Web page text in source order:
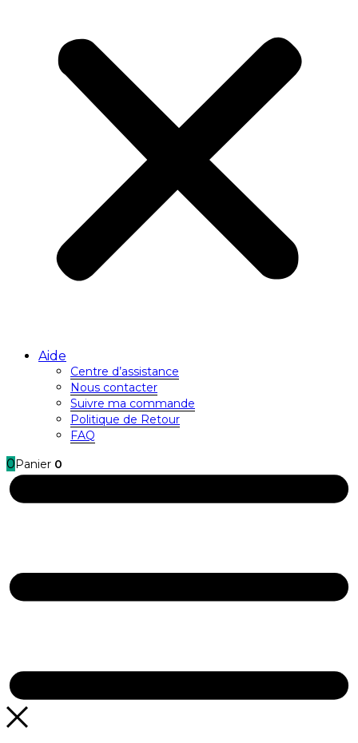
Aide
Centre d’assistance
Nous contacter
Suivre ma commande
Politique de Retour
FAQ
0 Panier 0